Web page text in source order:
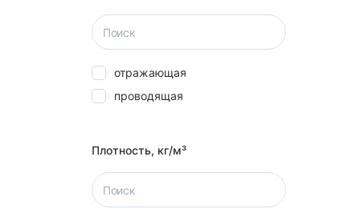
отражающая
проводящая
Плотность, кг/м³